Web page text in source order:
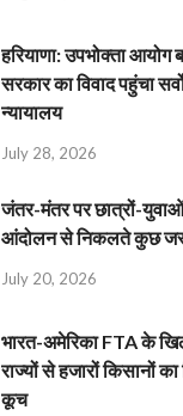
हरियाणा: उपभोक्ता आयोग
सरकार का विवाद पहुंचा
न्यायालय
July 28, 2026
जंतर-मंतर पर छात्रों-
आंदोलन से निकलते कुछ
July 20, 2026
भारत-अमेरिका FTA के
राज्यों से हजारों किसानों का
कूच